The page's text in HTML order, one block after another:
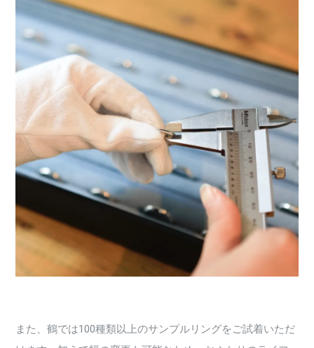
また、鶴では100種類以上のサンプルリングをご試着いただ